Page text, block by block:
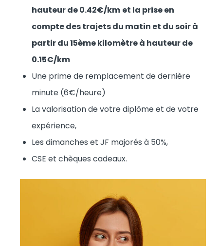
hauteur de 0.42€/km et la prise en
compte des trajets du matin et du soir à
partir du 15ème kilomètre à hauteur de
0.15€/km
Une prime de remplacement de dernière
minute (6€/heure)
La valorisation de votre diplôme et de votre
expérience,
Les dimanches et JF majorés à 50%,
CSE et chèques cadeaux.